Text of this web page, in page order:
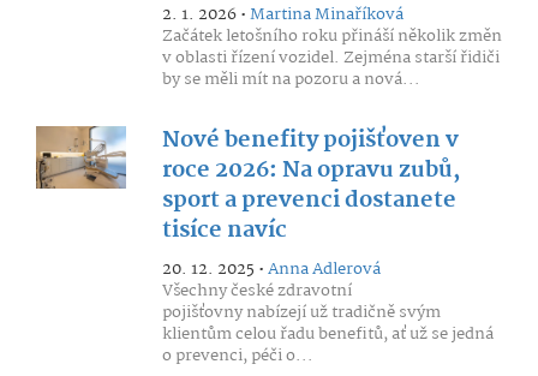
2. 1. 2026 •Martina Minaříková
Začátek letošního roku přináší několik změn
v oblasti řízení vozidel. Zejména starší řidiči
by se měli mít na pozoru a nová...
Nové benefity pojišťoven v
roce 2026: Na opravu zubů,
sport a prevenci dostanete
tisíce navíc
20. 12. 2025 •Anna Adlerová
Všechny české zdravotní
pojišťovny nabízejí už tradičně svým
klientům celou řadu benefitů, ať už se jedná
o prevenci, péči o...